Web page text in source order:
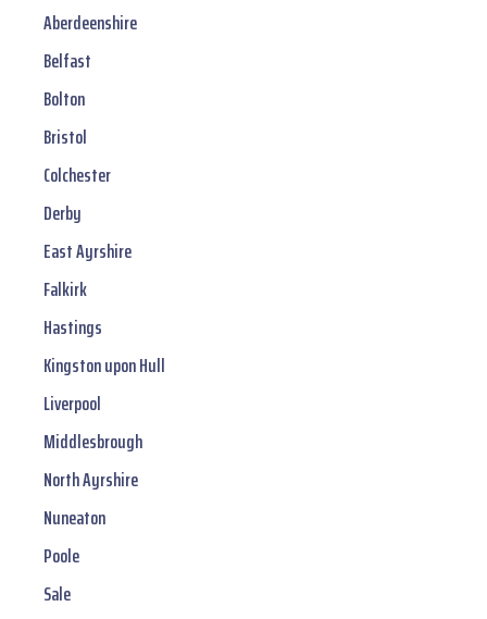
Aberdeenshire
Belfast
Bolton
Bristol
Colchester
Derby
East Ayrshire
Falkirk
Hastings
Kingston upon Hull
Liverpool
Middlesbrough
North Ayrshire
Nuneaton
Poole
Sale